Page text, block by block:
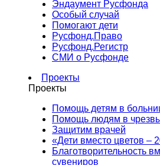
Эндаумент Русфонда
Особый случай
Помогают дети
Русфонд.Право
Русфонд.Регистр
СМИ о Русфонде
Проекты
Проекты
Помощь детям в
Помощь людям в
Защитим врачей
«Дети вместо цветов –
Благотворительность
сувениров